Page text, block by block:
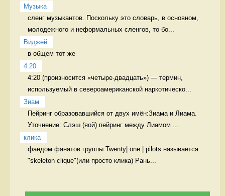
Музыка
сленг музыкантов. Поскольку это словарь, в основном,
молодежного и неформальных сленгов, то бо...
Виджей
в общем тот же
4:20
4:20 (произносится «четыре-двадцать») — термин,
используемый в североамериканской наркотическо...
Зиам
Пейринг образовавшийся от двух имён:Зиама и Лиама.
Уточнение: Слэш (яой) пейринг между Лиамом ...
клика
фандом фанатов группы Twenty| one | pilots называется
"skeleton clique"(или просто клика) Рань...